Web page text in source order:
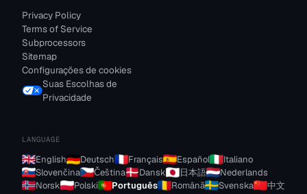
Privacy Policy
Terms of Service
Subprocessors
Sitemap
Configurações de cookies
Suas Escolhas de
Privacidade
LANGUAGE
English Deutsch Français Español
Italiano
Slovenčina
Čeština Dansk 日本語
Nederlands
Norsk
Polski Português Română Svenska 中文